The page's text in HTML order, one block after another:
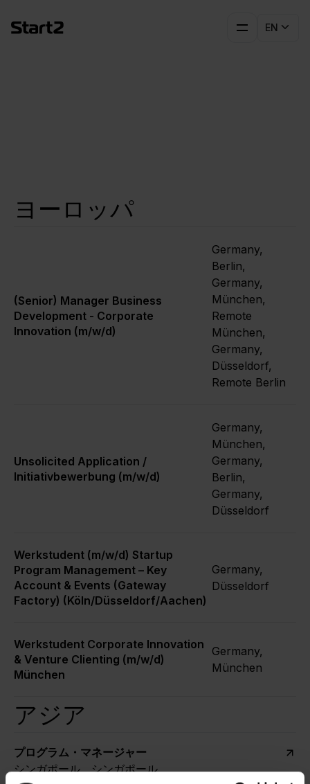
EN
ヨーロッパ
(Senior) Manager Business
Development - Corporate
Innovation (m/w/d)
Germany,
Berlin,
Germany,
München,
Remote
München,
Germany,
Düsseldorf,
Remote Berlin
Unsolicited Application /
Initiativbewerbung (m/w/d)
Germany,
München,
Germany,
Berlin,
Germany,
Düsseldorf
Werkstudent (m/w/d) Startup
Program Management – Key
Account & Events (Gateway
Factory) (Köln/Düsseldorf/Aachen)
Germany,
Düsseldorf
Werkstudent Corporate Innovation
& Venture Clienting (m/w/d)
München
Germany,
München
アジア
プログラム・マネージャー
シンガポール、シンガポール